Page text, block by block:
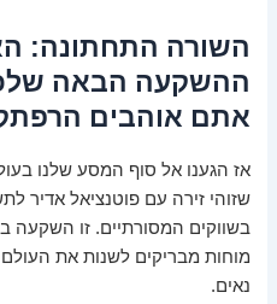
השורה התחתונה:
ההשקעה הבאה
אתם אוהבים
אז הגענו אל סוף המסע שלנו
שזוהי זירה עם פוטנציאל אדיר
בשווקים המסורתיים. זו השקעה
מוחות מבריקים לשנות את
נאים.